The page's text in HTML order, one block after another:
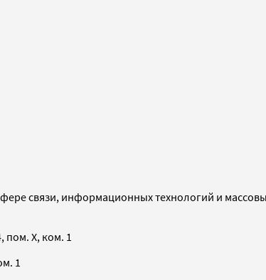
связи, информационных технологий и
пом. X, ком. 1
1